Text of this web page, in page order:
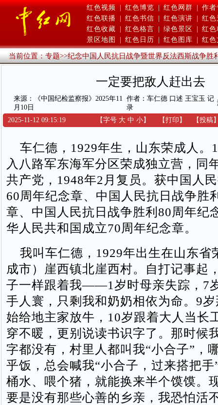
红色视频 | 红色博览 | 红色网群 | 作者
红色联播
红色书信 红色演讲
红色
红色收藏
红色格言 绿色景区
红色
景区地图
红色日历 红色图库 红色
当前位置：专题>>纪念中国人民抗日战争暨世界反法西斯战争胜
一定要把敌人赶出去
来源：《中国纪检监察报》2025年11
月10日
作者：车仁德 口述 王宝玉 记
录
2025-11-12 09:15:19 【字号 大 中 小】 【打印 】 【投稿
车仁德，1929年生，山东荣成人。
入八路军东海军分区荣成独立营，同
共产党，1948年2月复员。获中国人
60周年纪念章、中国人民抗日战争胜
章、中国人民抗日战争胜利80周年纪
华人民共和国成立70周年纪念章。
我叫车仁德，1929年出生在山东省
成市）崖西镇北崖西村。自打记事起
子一样跟着我——1岁时母亲失踪，7
手人寰，只剩我和奶奶相依为命。9
始给地主家放牛，10岁跟着大人当长
穿不暖，更别说读书识字了。那时候
字都没有，村里人都叫我“小合子”，
乎饭，总会喊我“小合子，过来搭把手
桶水、喂个猪，就能换来半个馍馍。
要是没有那些心善的乡亲，我恐怕活